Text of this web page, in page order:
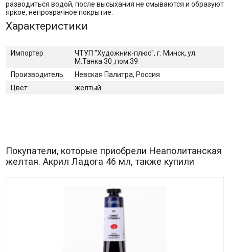
разводиться водой, после высыхания не смываются и образуют
яркое, непрозрачное покрытие.
Характеристики
Импортер
ЧТУП "Художник-плюс", г. Минск, ул.
М.Танка 30 ,пом.39
Производитель
Невская Палитра, Россия
Цвет
желтый
Покупатели, которые приобрели Неаполитанская
желтая. Акрил Ладога 46 мл, также купили